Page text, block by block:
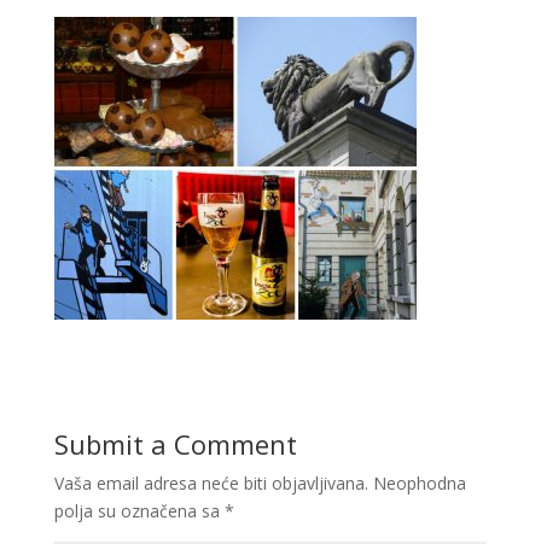
Submit a Comment
Vaša email adresa neće biti objavljivana. Neophodna
polja su označena sa *